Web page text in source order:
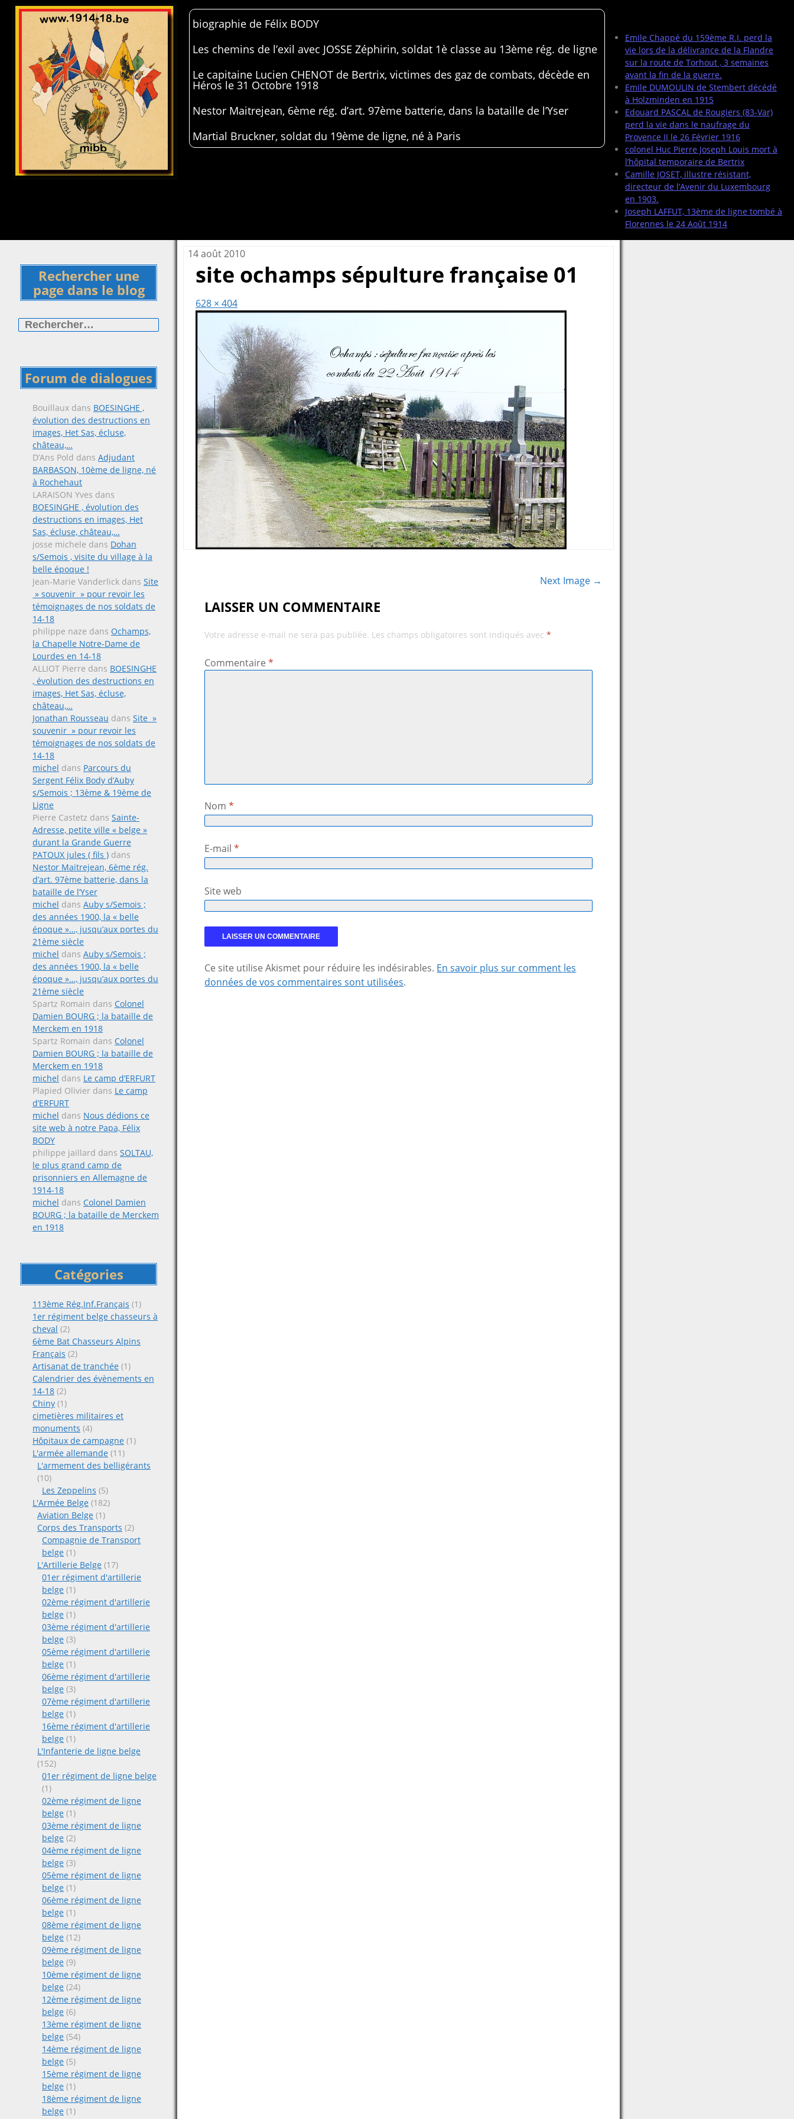
Emile Chappé du 159ème R.I. perd la
vie lors de la délivrance de la Flandre
sur la route de Torhout , 3 semaines
avant la fin de la guerre.
Emile DUMOULIN de Stembert décédé
à Holzminden en 1915
Edouard PASCAL de Rougiers (83-Var)
perd la vie dans le naufrage du
Provence II le 26 Février 1916
colonel Huc Pierre Joseph Louis mort à
l’hôpital temporaire de Bertrix
Camille JOSET, illustre résistant,
directeur de l’Avenir du Luxembourg
en 1903.
Joseph LAFFUT, 13ème de ligne tombé à
Florennes le 24 Août 1914
biographie de Félix BODY
Les chemins de l’exil avec JOSSE Zéphirin, soldat 1è classe au 13ème rég. de ligne
Le capitaine Lucien CHENOT de Bertrix, victimes des gaz de combats, décède en
Héros le 31 Octobre 1918
Nestor Maitrejean, 6ème rég. d’art. 97ème batterie, dans la bataille de l’Yser
Martial Bruckner, soldat du 19ème de ligne, né à Paris
Rechercher une
page dans le blog
Forum de dialogues
Bouillaux dans BOESINGHE ,
évolution des destructions en
images, Het Sas, écluse,
château,…
D’Ans Pold dans Adjudant
BARBASON, 10ème de ligne, né
à Rochehaut
LARAISON Yves dans
BOESINGHE , évolution des
destructions en images, Het
Sas, écluse, château,…
josse michele dans Dohan
s/Semois , visite du village à la
belle époque !
Jean-Marie Vanderlick dans Site
» souvenir » pour revoir les
témoignages de nos soldats de
14-18
philippe naze dans Ochamps,
la Chapelle Notre-Dame de
Lourdes en 14-18
ALLIOT Pierre dans BOESINGHE
, évolution des destructions en
images, Het Sas, écluse,
château,…
Jonathan Rousseau dans Site »
souvenir » pour revoir les
témoignages de nos soldats de
14-18
michel dans Parcours du
Sergent Félix Body d’Auby
s/Semois ; 13ème & 19ème de
Ligne
Pierre Castetz dans Sainte-
Adresse, petite ville « belge »
durant la Grande Guerre
PATOUX jules ( fils ) dans
Nestor Maitrejean, 6ème rég.
d’art. 97ème batterie, dans la
bataille de l’Yser
michel dans Auby s/Semois ;
des années 1900, la « belle
époque »…, jusqu’aux portes du
21ème siècle
michel dans Auby s/Semois ;
des années 1900, la « belle
époque »…, jusqu’aux portes du
21ème siècle
Spartz Romain dans Colonel
Damien BOURG ; la bataille de
Merckem en 1918
Spartz Romain dans Colonel
Damien BOURG ; la bataille de
Merckem en 1918
michel dans Le camp d’ERFURT
Plapied Olivier dans Le camp
d’ERFURT
michel dans Nous dédions ce
site web à notre Papa, Félix
BODY
philippe jaillard dans SOLTAU,
le plus grand camp de
prisonniers en Allemagne de
1914-18
michel dans Colonel Damien
BOURG ; la bataille de Merckem
en 1918
Catégories
113ème Rég.Inf.Français (1)
1er régiment belge chasseurs à
cheval (2)
6ème Bat Chasseurs Alpins
Français (2)
Artisanat de tranchée (1)
Calendrier des évènements en
14-18 (2)
Chiny (1)
cimetières militaires et
monuments (4)
Hôpitaux de campagne (1)
L'armée allemande (11)
L'armement des belligérants
(10)
Les Zeppelins (5)
L'Armée Belge (182)
Aviation Belge (1)
Corps des Transports (2)
Compagnie de Transport
belge (1)
L'Artillerie Belge (17)
01er régiment d'artillerie
belge (1)
02ème régiment d'artillerie
belge (1)
03ème régiment d'artillerie
belge (3)
05ème régiment d'artillerie
belge (1)
06ème régiment d'artillerie
belge (3)
07ème régiment d'artillerie
belge (1)
16ème régiment d'artillerie
belge (1)
L'Infanterie de ligne belge
(152)
01er régiment de ligne belge
(1)
02ème régiment de ligne
belge (1)
03ème régiment de ligne
belge (2)
04ème régiment de ligne
belge (3)
05ème régiment de ligne
belge (1)
06ème régiment de ligne
belge (1)
08ème régiment de ligne
belge (12)
09ème régiment de ligne
belge (9)
10ème régiment de ligne
belge (24)
12ème régiment de ligne
belge (6)
13ème régiment de ligne
belge (54)
14ème régiment de ligne
belge (5)
15ème régiment de ligne
belge (1)
18ème régiment de ligne
belge (1)
14 août 2010
site ochamps sépulture française 01
628 × 404
Next Image →
LAISSER UN COMMENTAIRE
Votre adresse e-mail ne sera pas publiée. Les champs obligatoires sont indiqués avec*
Commentaire*
Nom*
E-mail*
Site web
Ce site utilise Akismet pour réduire les indésirables. En savoir plus sur comment les
données de vos commentaires sont utilisées.